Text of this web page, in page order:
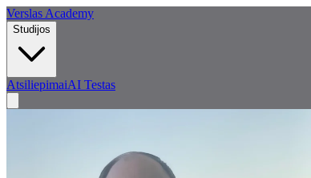
Verslas Academy
Studijos
AtsiliepimaiAI Testas